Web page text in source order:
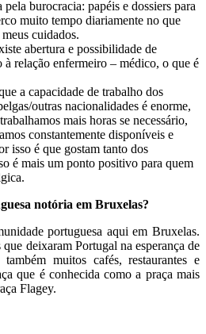
burocracia: papéis e dossiers para
muito tempo diariamente no que
cuidados.
abertura e possibilidade de
à relação enfermeiro – médico, o que é
a capacidade de trabalho dos
outras nacionalidades é enorme,
mais horas se necessário,
constantemente disponíveis e
isso é que gostam tanto dos
é mais um ponto positivo para quem
notória em Bruxelas?
portuguesa aqui em Bruxelas.
deixaram Portugal na esperança de
muitos cafés, restaurantes e
que é conhecida como a praça mais
Flagey.